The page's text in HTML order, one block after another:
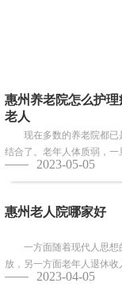
惠州养老院怎么护理
老人
现在多数的养老院都已
结合了。老年人体质弱，一
病，多数情况下都会面临卧
养，这时候就需...
2023-05-05
惠州老人院哪家好
一方面随着现代人思想
放，另一方面老年人退休收
步上升，选择惠州老人院进
2023-04-05